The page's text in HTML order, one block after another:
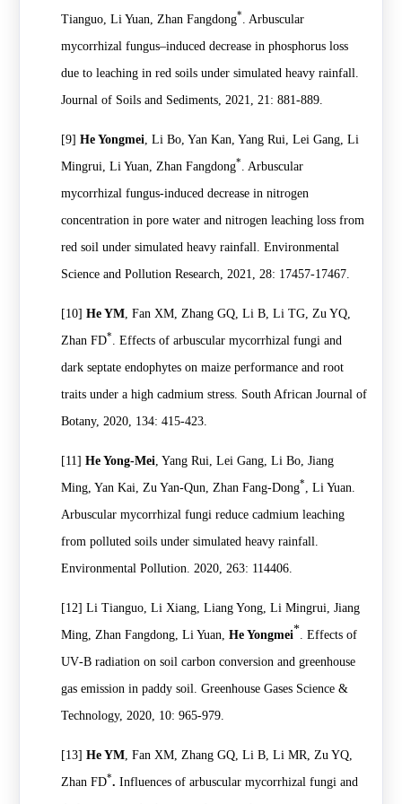
Tianguo, Li Yuan, Zhan Fangdong*
. Arbuscular
mycorrhizal fungus–induced decrease in phosphorus loss
due to leaching in red soils under simulated heavy rainfall.
Journal of Soils and Sediments, 2021, 21: 881-889.
[9] He Yongmei , Li Bo, Yan Kan, Yang Rui, Lei Gang, Li
Mingrui, Li Yuan, Zhan Fangdong*
. Arbuscular
mycorrhizal fungus-induced decrease in nitrogen
concentration in pore water and nitrogen leaching loss from
red soil under simulated heavy rainfall. Environmental
Science and Pollution Research, 2021, 28: 17457-17467.
[10] He YM, Fan XM, Zhang GQ, Li B, Li TG, Zu YQ,
Zhan FD*
. Effects of arbuscular mycorrhizal fungi and
dark septate endophytes on maize performance and root
traits under a high cadmium stress. South African Journal of
Botany, 2020, 134: 415-423.
[11] He Yong-Mei , Yang Rui, Lei Gang, Li Bo, Jiang
Ming, Yan Kai, Zu Yan-Qun, Zhan Fang-Dong*
, Li Yuan.
Arbuscular mycorrhizal fungi reduce cadmium leaching
from polluted soils under simulated heavy rainfall.
Environmental Pollution. 2020, 263: 114406.
[12] Li Tianguo, Li Xiang, Liang Yong, Li Mingrui, Jiang
Ming, Zhan Fangdong, Li Yuan, He Yongmei* . Effects of
UV‐B radiation on soil carbon conversion and greenhouse
gas emission in paddy soil. Greenhouse Gases Science &
Technology, 2020, 10: 965-979.
[13] He YM, Fan XM, Zhang GQ, Li B, Li MR, Zu YQ,
Zhan FD*. Influences of arbuscular mycorrhizal fungi and